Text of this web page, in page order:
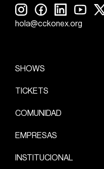
hola@cckonex.org
SHOWS
TICKETS
COMUNIDAD
EMPRESAS
INSTITUCIONAL